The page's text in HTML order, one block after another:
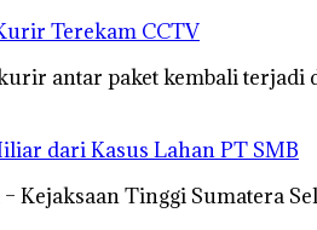
Terekam CCTV
antar paket kembali terjadi
dari Kasus Lahan PT SMB
Kejaksaan Tinggi Sumatera